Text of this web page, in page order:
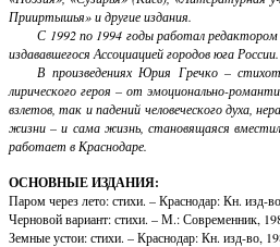
Прииртышья» и другие издания.
С 1992 по 1994 годы работал
издававшегося Ассоциацией городов юга России.
В произведениях Юрия Гречко –
лирического героя – от эмоционально-
взлетов, так и падений человеческого духа,
жизни – и сама жизнь, становящаяся
работает в Краснодаре.
ОСНОВНЫЕ ИЗДАНИЯ:
Паром через лето: стихи. – Краснодар: Кн. изд-
Черновой вариант: стихи. – М.: Современник,
Земные устои: стихи. – Краснодар: Кн. изд-во,